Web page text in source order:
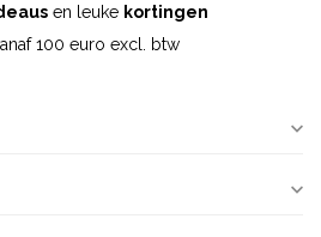
en leuke kortingen
100 euro excl. btw